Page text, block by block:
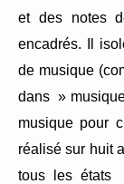
et des notes
encadrés. Il
de musique
dans »
musique pour
réalisé sur huit
tous les états